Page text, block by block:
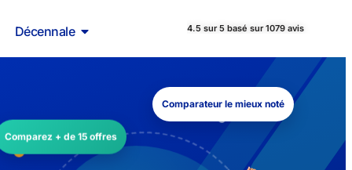
Décennale 4.5 sur 5 basé sur 1079 avis
Comparez + de 15 offres
Comparateur le mieux noté